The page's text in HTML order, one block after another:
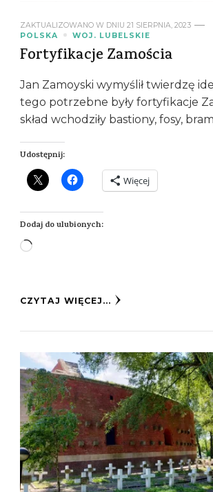
ZAKTUALIZOWANO W DNIU 21 SIERPNIA, 2023
POLSKA
WOJ. LUBELSKIE
Fortyfikacje Zamościa
Jan Zamoyski wymyślił twierdzę
tego potrzebne były fortyfikacje
skład wchodziły bastiony, fosy,
Udostępnij:
Więcej
Dodaj do ulubionych:
Wczytywanie…
CZYTAJ WIĘCEJ...